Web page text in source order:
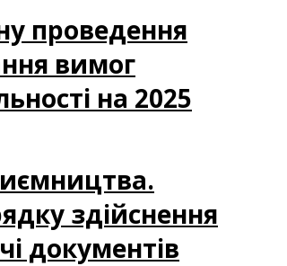
проведення
вимог
на 2025
здійснення
документів